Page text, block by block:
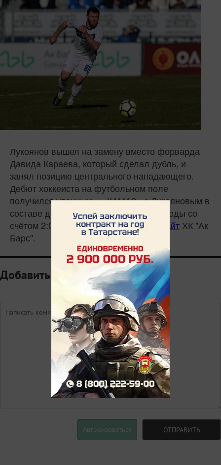
Лукоянов вышел на замену вместо форварда
Давида Караева, который сделал дубль, и
занял позицию центрального нападающего.
Дебют хоккеиста на футбольном поле
получился удачным – «КАМАЗ» с Лукояновым в
составе довёл матч до уверенной победы со
счётом 2:0, сообщаетофициальный сайт ХК "Ак
Барс".
Добавить комментарий
Авторизоваться ОТПРАВИТЬ